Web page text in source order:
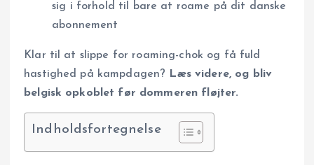
sig i forhold til bare at roame på dit danske
abonnement
Klar til at slippe for roaming-chok og få fuld
hastighed på kampdagen? Læs videre, og bliv
belgisk opkoblet før dommeren fløjter.
Indholdsfortegnelse